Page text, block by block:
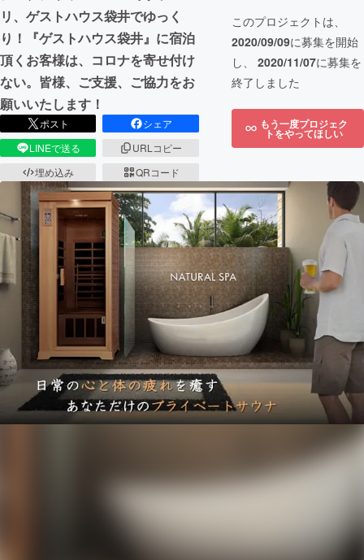
リ、ゲストハウス袋井でゆっく
り！『ゲストハウス袋井』に宿泊
頂くお客様は、コロナを寄せ付け
ない。皆様、ご支援、ご協力をお
願いいたします！
ポスト
シェア
LINEで送る
URLコピー
埋め込み
QRコード
このプロジェクトは、
2020/09/09に募集を開始
し、 2020/11/07に募集を
終了しました
もう一度プロジェク
トをやってほしい